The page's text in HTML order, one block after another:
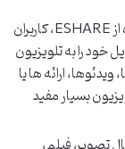
با استفاده از ESHARE، کاربران
خود را به تلویزیون
ارائه ها یا
بسیار مفید